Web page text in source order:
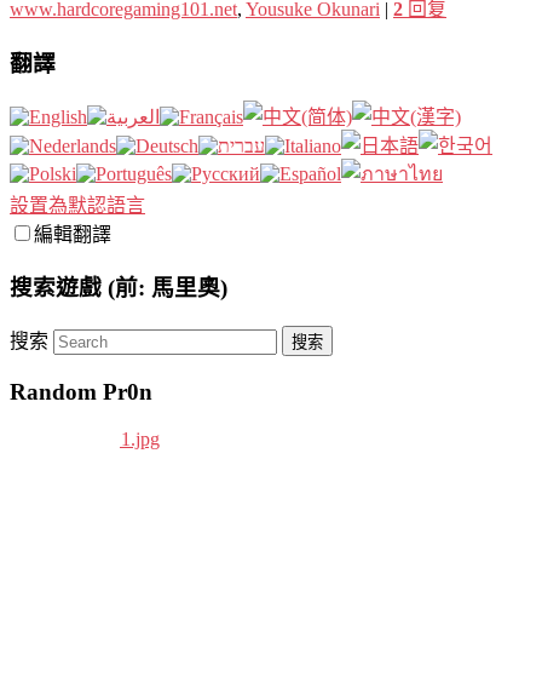
www.hardcoregaming101.net, Yousuke Okunari | 2 回复
翻譯
設置為默認語言
編輯翻譯
搜索遊戲 (前: 馬里奧)
搜索
Random Pr0n